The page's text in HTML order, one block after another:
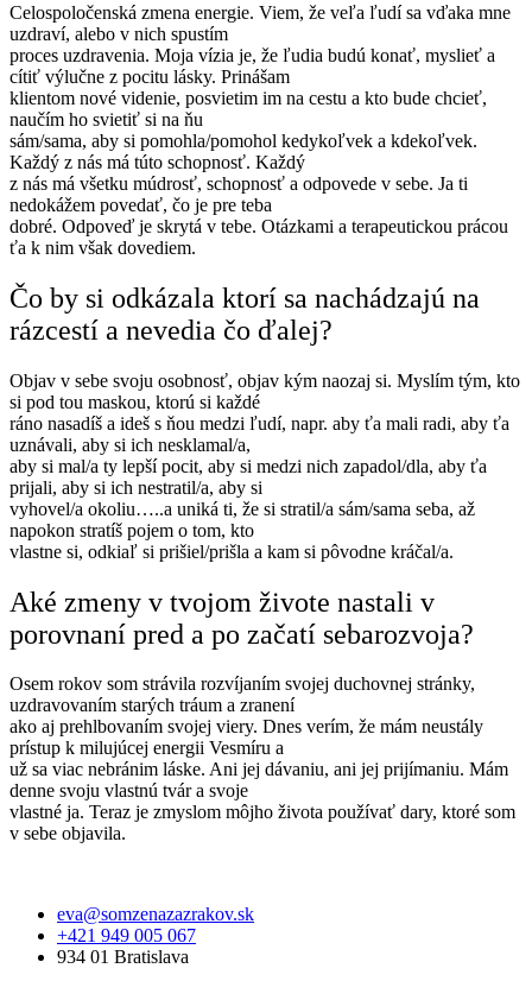
Celospoločenská zmena energie. Viem, že veľa ľudí sa vďaka mne
uzdraví, alebo v nich spustím
proces uzdravenia. Moja vízia je, že ľudia budú konať, myslieť a
cítiť výlučne z pocitu lásky. Prinášam
klientom nové videnie, posvietim im na cestu a kto bude chcieť,
naučím ho svietiť si na ňu
sám/sama, aby si pomohla/pomohol kedykoľvek a kdekoľvek.
Každý z nás má túto schopnosť. Každý
z nás má všetku múdrosť, schopnosť a odpovede v sebe. Ja ti
nedokážem povedať, čo je pre teba
dobré. Odpoveď je skrytá v tebe. Otázkami a terapeutickou prácou
ťa k nim však dovediem.
Čo by si odkázala ktorí sa nachádzajú na
rázcestí a nevedia čo ďalej?
Objav v sebe svoju osobnosť, objav kým naozaj si. Myslím tým, kto
si pod tou maskou, ktorú si každé
ráno nasadíš a ideš s ňou medzi ľudí, napr. aby ťa mali radi, aby ťa
uznávali, aby si ich nesklamal/a,
aby si mal/a ty lepší pocit, aby si medzi nich zapadol/dla, aby ťa
prijali, aby si ich nestratil/a, aby si
vyhovel/a okoliu…..a uniká ti, že si stratil/a sám/sama seba, až
napokon stratíš pojem o tom, kto
vlastne si, odkiaľ si prišiel/prišla a kam si pôvodne kráčal/a.
Aké zmeny v tvojom živote nastali v
porovnaní pred a po začatí sebarozvoja?
Osem rokov som strávila rozvíjaním svojej duchovnej stránky,
uzdravovaním starých tráum a zranení
ako aj prehlbovaním svojej viery. Dnes verím, že mám neustály
prístup k milujúcej energii Vesmíru a
už sa viac nebránim láske. Ani jej dávaniu, ani jej prijímaniu. Mám
denne svoju vlastnú tvár a svoje
vlastné ja. Teraz je zmyslom môjho života používať dary, ktoré som
v sebe objavila.
eva@somzenazazrakov.sk
+421 949 005 067
934 01 Bratislava